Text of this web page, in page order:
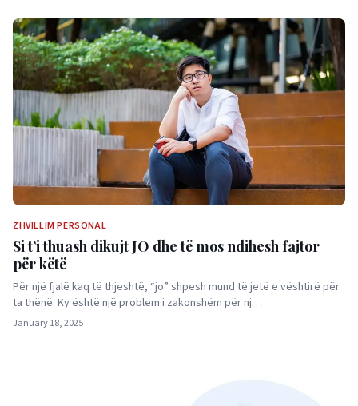
ZHVILLIM PERSONAL
Si t’i thuash dikujt JO dhe të mos ndihesh fajtor
për këtë
Për një fjalë kaq të thjeshtë, “jo” shpesh mund të jetë e vështirë për
ta thënë. Ky është një problem i zakonshëm për nj…
January 18, 2025